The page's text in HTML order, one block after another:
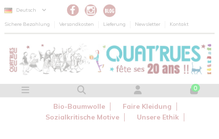
Deutsch
Sichere Bezahlung Versandkosten Lieferung Newsletter Kontakt
0
Bio-Baumwolle
Faire Kleidung
Sozialkritische Motive
Unsere Ethik